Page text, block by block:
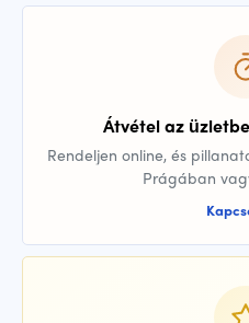
Átvétel az
Rendeljen online, és
Prágában